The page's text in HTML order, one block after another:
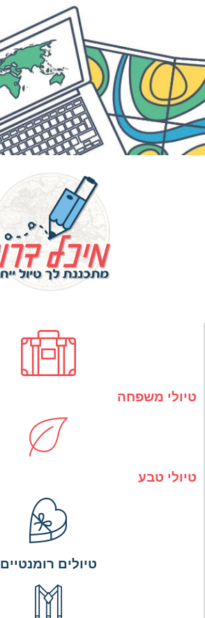
טיולי משפחה
טיולי טבע
טיולים רומנטיים